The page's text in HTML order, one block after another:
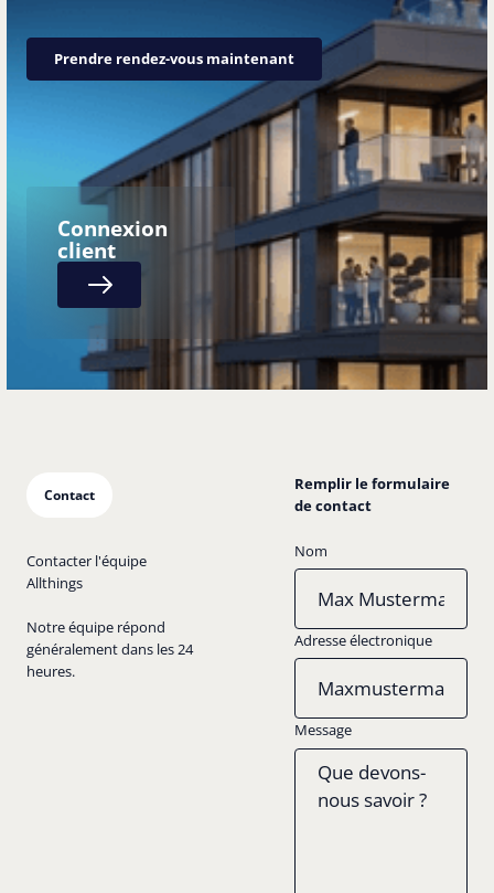
Prendre rendez-vous maintenant
Prendre rendez-vous maintenant
Connexion
client
Contact
Contacter l'équipe
Allthings
Notre équipe répond
généralement dans les 24
heures.
Remplir le formulaire
de contact
Nom
Adresse électronique
Message